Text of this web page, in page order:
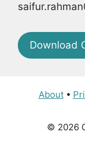
Download
About•
© 2026